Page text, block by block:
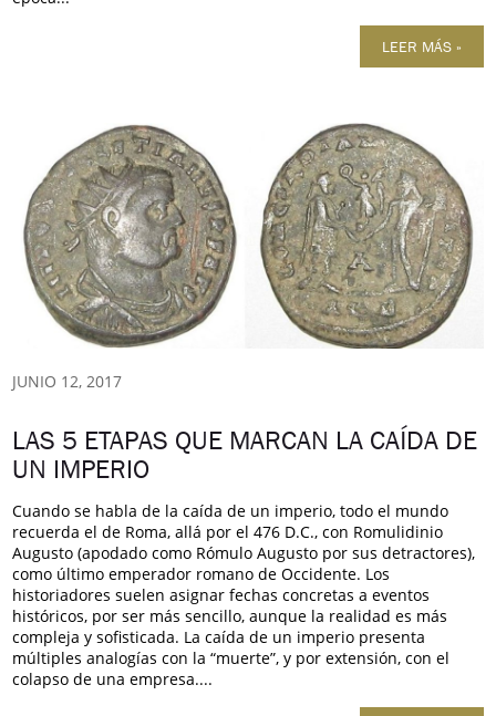
LEER MÁS »
JUNIO 12, 2017
LAS 5 ETAPAS QUE MARCAN LA CAÍDA DE
UN IMPERIO
Cuando se habla de la caída de un imperio, todo el mundo
recuerda el de Roma, allá por el 476 D.C., con Romulidinio
Augusto (apodado como Rómulo Augusto por sus detractores),
como último emperador romano de Occidente. Los
historiadores suelen asignar fechas concretas a eventos
históricos, por ser más sencillo, aunque la realidad es más
compleja y sofisticada. La caída de un imperio presenta
múltiples analogías con la “muerte”, y por extensión, con el
colapso de una empresa....